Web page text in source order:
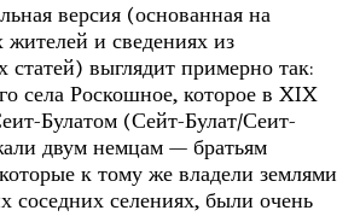
версия (основанная на
жителей и сведениях из
статей) выглядит примерно так:
села Роскошное, которое в XIX
Булатом (Сейт-Булат/Сеит-
двум немцам — братьям
к тому же владели землями
соседних селениях, были очень